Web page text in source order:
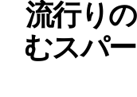
流行り
むスパ